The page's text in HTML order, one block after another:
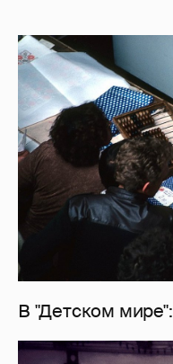
В "Детском мире":